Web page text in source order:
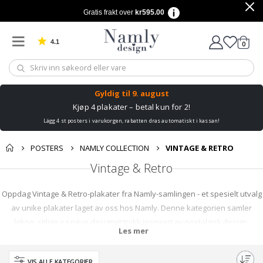
Gratis frakt over kr595.00
4.1 Basert på 1029 stemmer 0varer
Gyldig til 9. august
Kjøp 4 plakater – betal kun for 2!
Lägg 4 st posters i varukorgen, rabatten dras automatiskt i kassan!
POSTERS NAMLY COLLECTION VINTAGE & RETRO
Vintage & Retro
Oppdag Vintage & Retro-plakater fra Namly-samlingen - et spesielt utvalg
av unike plakater laget av oss hos Namly. Denne kategorien samler
lekne, stilige og nøye designet trykk inspirert av nostalgisk design,
retrofarger, klassisk typografi, gammeldags illustrasjoner og tidløse
visuelle trender. Fra sjarmerende vintage motiver og dristige retro
Les mer